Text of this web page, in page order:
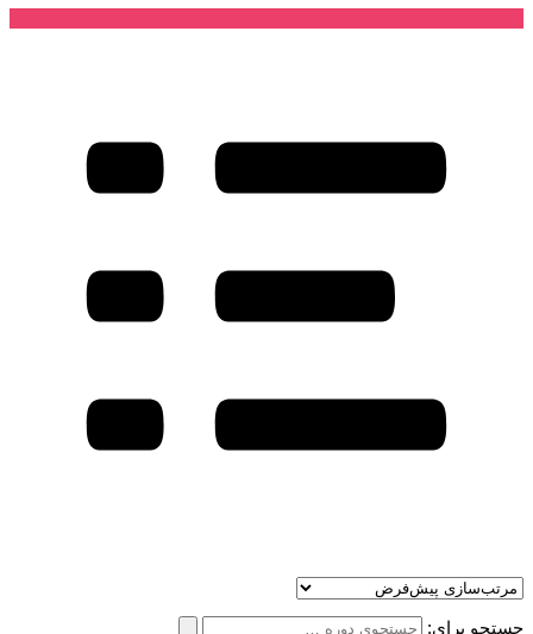
جستجو برای: